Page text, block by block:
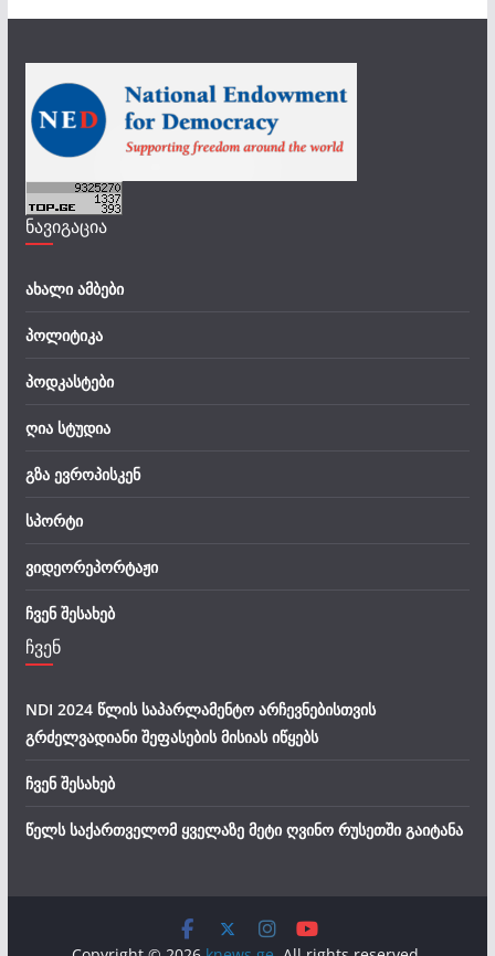
ნავიგაცია
ახალი ამბები
პოლიტიკა
პოდკასტები
ღია სტუდია
გზა ევროპისკენ
სპორტი
ვიდეორეპორტაჟი
ჩვენ შესახებ
ჩვენ
NDI 2024 წლის საპარლამენტო არჩევნებისთვის
გრძელვადიანი შეფასების მისიას იწყებს
ჩვენ შესახებ
წელს საქართველომ ყველაზე მეტი ღვინო რუსეთში გაიტანა